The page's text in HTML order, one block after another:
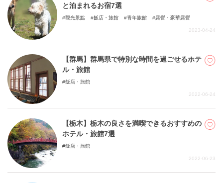
と泊まれるお宿7選
觀光景點 飯店・旅館 青年旅館 露營・豪華露營
2023-04-24
【群馬】群馬県で特別な時間を過ごせるホテ
ル・旅館
飯店・旅館
2022-06-24
【栃木】栃木の良さを満喫できるおすすめの
ホテル・旅館7選
飯店・旅館
2022-06-23